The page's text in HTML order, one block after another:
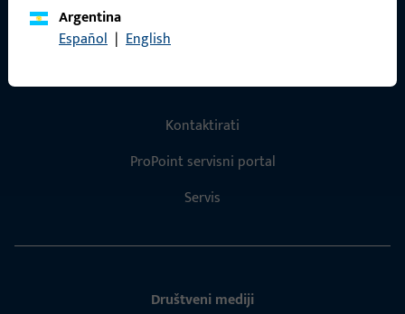
Argentina
Español | English
Kontakt
Kontaktirati
ProPoint servisni portal
Servis
Društveni mediji